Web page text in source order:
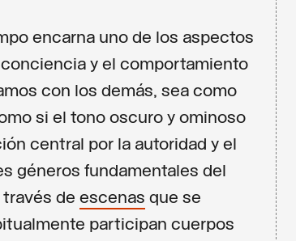
encarna uno de los aspectos
y el comportamiento
con los demás, sea como
si el tono oscuro y ominoso
central por la autoridad y el
géneros fundamentales del
de escenas que se
participan cuerpos